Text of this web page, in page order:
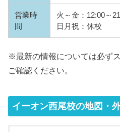
営業時
間
火～金：12:00～
日月祝：休校
※最新の情報については必ず
ご確認ください。
イーオン西尾校の地図・